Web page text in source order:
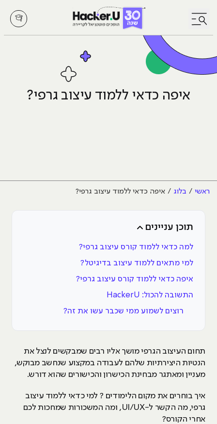
לחץ לפתיחת/סגירת תפריט
איפה כדאי ללמוד עיצוב גרפי?
ראשי בלוג איפה כדאי ללמוד עיצוב גרפי?
תוכן עניינים
למה כדאי ללמוד קורס עיצוב גרפי?
למי מתאים ללמוד עיצוב בדיגיטל?
איפה כדאי ללמוד קורס עיצוב גרפי?
התשובה להכול: HackerU
רוצים לשמוע ממי שכבר עשו את זה?
תחום העיצוב הגרפי מושך אליו רבים שמבקשים לנצל את
הנטיות היצירתיות שלהם לעבודה במקצוע שנחשב מבוקש,
מעניין ומאתגר מבחינת הכישרון והכישורים שהוא דורש.
איך בוחרים את מקום הלימודים ? למי כדאי ללמוד עיצוב
גרפי, מה הקשר ל-UI/UX, ומה המשכורות שמחכות לכם
אחרי הקורס?